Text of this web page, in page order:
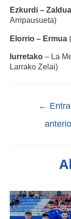
Ezkurdi – Zaldua
Arripausueta)
Elorrio – Ermua
Iurretako – La
Larrako Zelai)
←